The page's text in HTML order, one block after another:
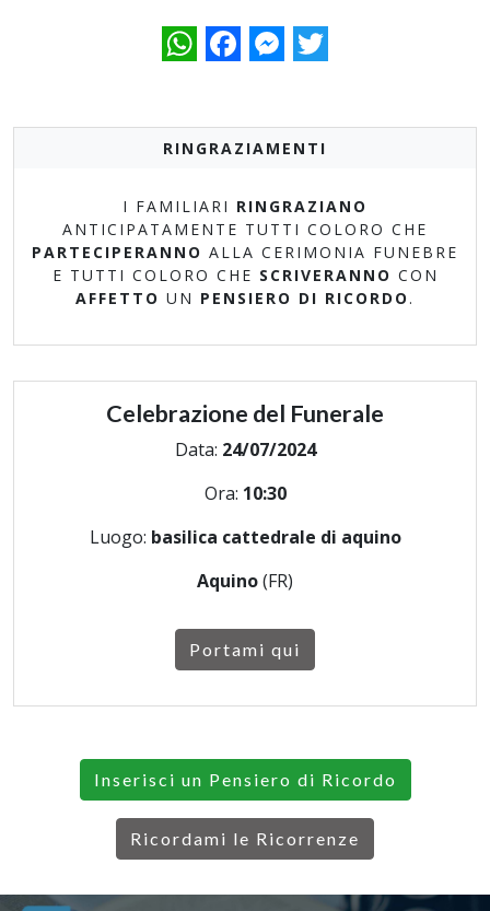
WhatsAppFacebookMessenger
Twitter
RINGRAZIAMENTI
I FAMILIARI RINGRAZIANO
ANTICIPATAMENTE TUTTI COLORO CHE
PARTECIPERANNO ALLA CERIMONIA FUNEBRE
E TUTTI COLORO CHE SCRIVERANNO CON
AFFETTO UN PENSIERO DI RICORDO .
Celebrazione del Funerale
Data: 24/07/2024
Ora: 10:30
Luogo: basilica cattedrale di aquino
Aquino(FR)
Portami qui
Inserisci un Pensiero di Ricordo
Ricordami le Ricorrenze